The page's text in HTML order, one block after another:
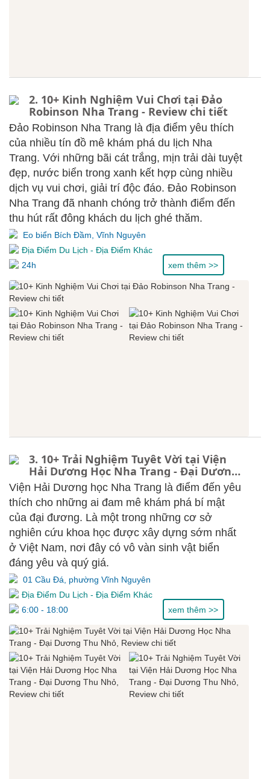
2. 10+ Kinh Nghiệm Vui Chơi tại Đảo
Robinson Nha Trang - Review chi tiết
Đảo Robinson Nha Trang là địa điểm yêu thích
của nhiều tín đồ mê khám phá du lịch Nha
Trang. Với những bãi cát trắng, mịn trải dài tuyệt
đẹp, nước biển trong xanh kết hợp cùng nhiều
dịch vụ vui chơi, giải trí độc đáo. Đảo Robinson
Nha Trang đã nhanh chóng trở thành điểm đến
thu hút rất đông khách du lịch ghé thăm.
Eo biển Bích Đầm, Vĩnh Nguyên
Địa Điểm Du Lịch - Địa Điểm Khác
24h
xem thêm >>
3. 10+ Trải Nghiệm Tuyêt Vời tại Viện
Hải Dương Học Nha Trang - Đại Dương
Thu Nhỏ, Review chi tiết
Viện Hải Dương học Nha Trang là điểm đến yêu
thích cho những ai đam mê khám phá bí mật
của đại đương. Là một trong những cơ sở
nghiên cứu khoa học được xây dựng sớm nhất
ở Việt Nam, nơi đây có vô vàn sinh vật biển
đáng yêu và quý giá.
01 Cầu Đá, phường Vĩnh Nguyên
Địa Điểm Du Lịch - Địa Điểm Khác
6:00 - 18:00
xem thêm >>